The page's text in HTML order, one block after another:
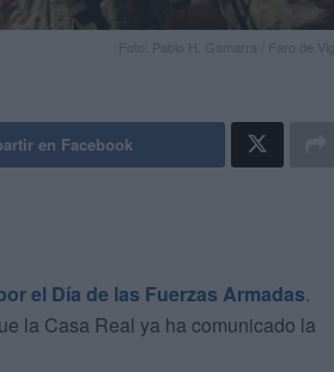
Foto: Pablo H. Gamarra / Faro de Vigo
en Facebook
el Día de las Fuerzas Armadas.
la Casa Real ya ha comunicado la